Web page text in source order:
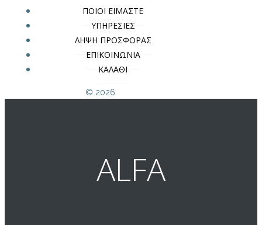
ΠΟΙΟΙ ΕΙΜΑΣΤΕ
ΥΠΗΡΕΣΙΕΣ
ΛΗΨΗ ΠΡΟΣΦΟΡΑΣ
ΕΠΙΚΟΙΝΩΝΙΑ
ΚΑΛΑΘΙ
© 2026.
ALFA